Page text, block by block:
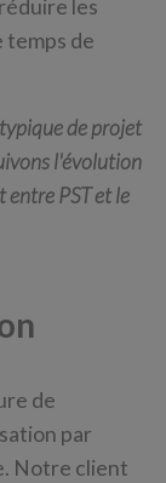
les
temps de
de projet
l'évolution
PST et le
de
par
Notre client